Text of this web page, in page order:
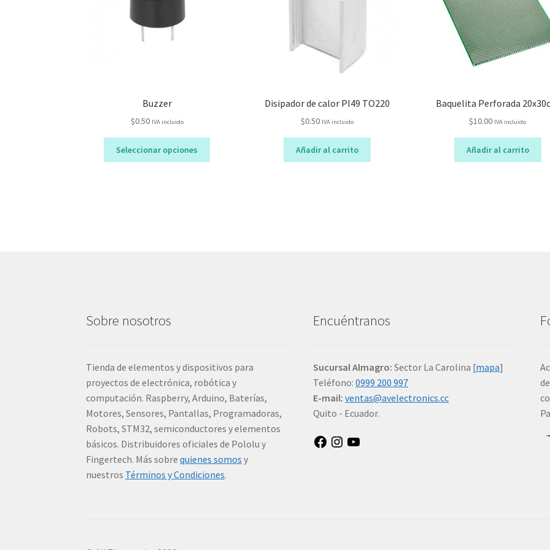
Buzzer
$0.50 IVA incluido
Seleccionar opciones
Disipador de calor PI49 TO220
$0.50 IVA incluido
Añadir al carrito
Baquelita Perforada
$10.00 IVA incluido
Añadir al carrito
Sobre nosotros
Tienda de elementos y dispositivos para
proyectos de electrónica, robótica y
computación. Raspberry, Arduino, Baterías,
Motores, Sensores, Pantallas, Programadoras,
Robots, STM32, semiconductores y elementos
básicos. Distribuidores oficiales de Pololu y
Fingertech. Más sobrequienes somos y
nuestros Términos y Condiciones.
Encuéntranos
Sucursal Almagro:Sector La Carolina [mapa]
Teléfono:0999 200 997
E-mail:ventas@avelectronics.cc
Quito - Ecuador.
FacebookInstagram